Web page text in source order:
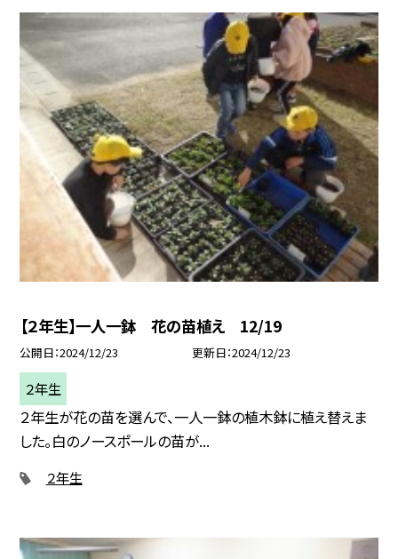
【２年生】一人一鉢 花の苗植え 12/19
公開日 2024/12/23 更新日 2024/12/23
２年生
２年生が花の苗を選んで、一人一鉢の植木鉢に植え替えま
した。白のノースポールの苗が...
２年生